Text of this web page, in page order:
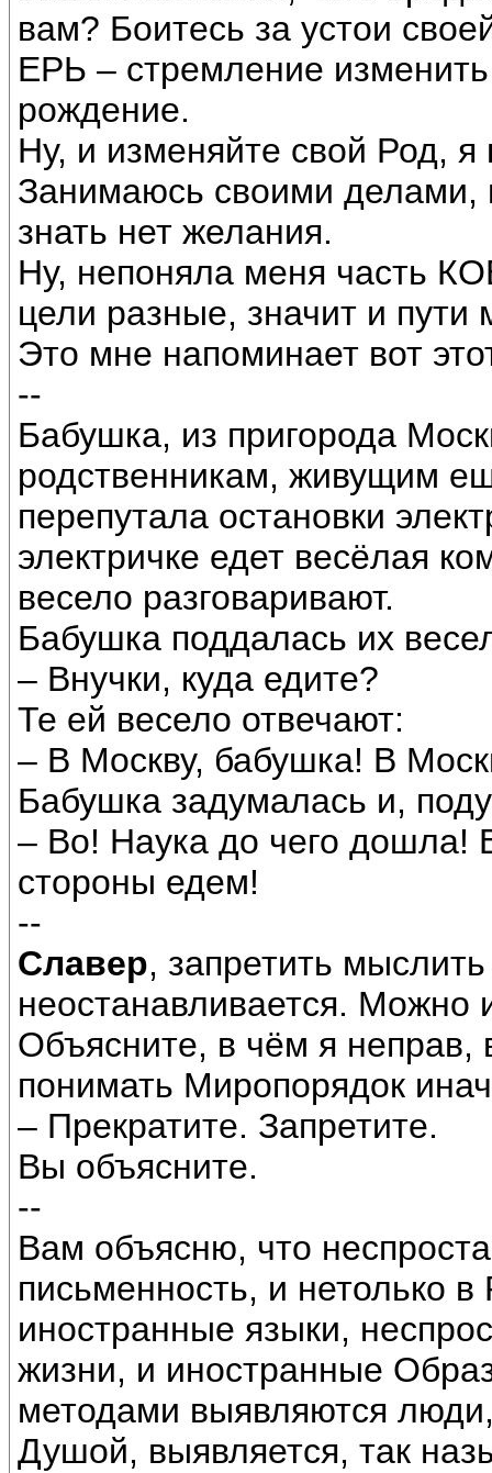
вам? Боитесь за устои
ЕРЬ – стремление
рождение.
Ну, и изменяйте свой Род,
Занимаюсь своими делами,
знать нет желания.
Ну, непоняла меня часть
цели разные, значит и пути
Это мне напоминает вот
--
Бабушка, из пригорода
родственникам, живущим
перепутала остановки
электричке едет весёлая
весело разговаривают.
Бабушка поддалась их
– Внучки, куда едите?
Те ей весело отвечают:
– В Москву, бабушка! В
Бабушка задумалась и,
– Во! Наука до чего дошла!
стороны едем!
--
Славер, запретить
неостанавливается.
Объясните, в чём я неправ,
понимать Миропорядок
– Прекратите. Запретите.
Вы объясните.
--
Вам объясню, что
письменность, и нетолько
иностранные языки,
жизни, и иностранные
методами выявляются
Душой, выявляется, так